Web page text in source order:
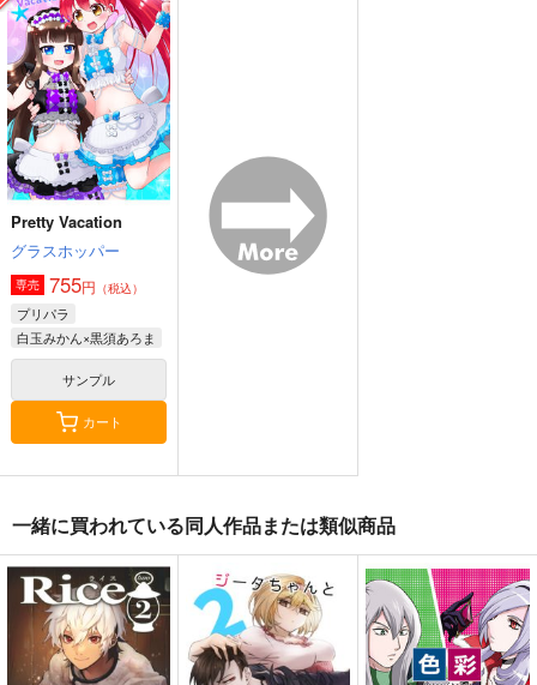
Pretty Vacation
グラスホッパー
専売 755円 （税込）
プリパラ
白玉みかん×黒須あろま
サンプル
カート
一緒に買われている同人作品または類似商品